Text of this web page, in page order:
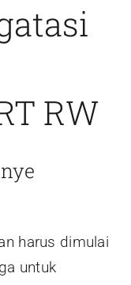
RW
harus dimulai
untuk